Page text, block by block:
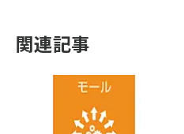
関連記事